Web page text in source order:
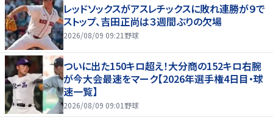
レッドソックスがアスレチックスに敗れ連勝が９で
ストップ、吉田正尚は３週間ぶりの欠場
2026/08/09 09:21 野球
ついに出た150キロ超え！大分商の152キロ右腕
が今大会最速をマーク【2026年選手権4日目・球
速一覧】
2026/08/09 09:01 野球